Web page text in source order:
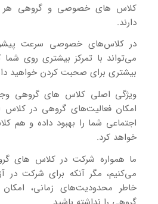
کلاس‌ های خصوصی و گروهی هر
دارند.
در کلاس‌های خصوصی سرعت
می‌تواند با تمرکز بیشتری روی
بیشتری برای صحبت کردن خواهید
ویژگی اصلی کلاس های گروهی
امکان فعالیت‌های گروهی در
اجتماعی شما را بهبود داده و هم
خواهد کرد.
ما همواره شرکت در کلاس های
می‌کنیم، مگر آنکه برای شرکت در
خاطر محدودیت‌های زمانی،